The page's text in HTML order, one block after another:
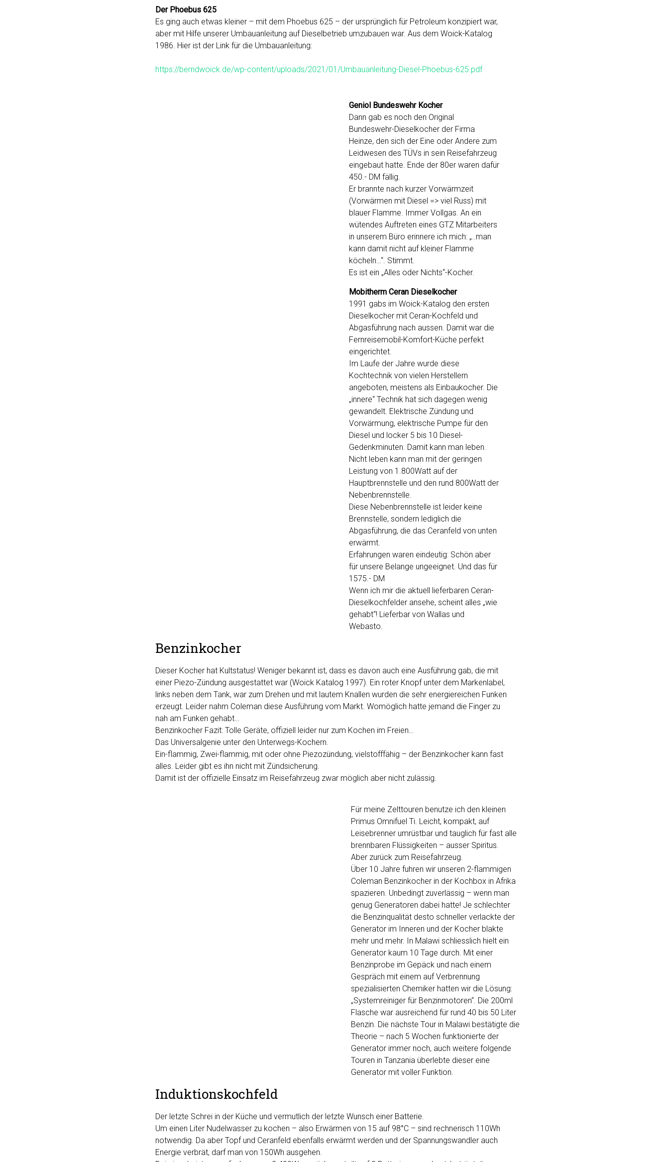
Der Phoebus 625
Es ging auch etwas kleiner – mit dem Phoebus 625 – der ursprünglich für Petroleum konzipiert war,
aber mit Hilfe unserer Umbauanleitung auf Dieselbetrieb umzubauen war. Aus dem Woick-Katalog
1986. Hier ist der Link für die Umbauanleitung:
https://berndwoick.de/wp-content/uploads/2021/01/Umbauanleitung-Diesel-Phoebus-625.pdf
Geniol Bundeswehr Kocher
Dann gab es noch den Original
Bundeswehr-Dieselkocher der Firma
Heinze, den sich der Eine oder Andere zum
Leidwesen des TÜVs in sein Reisefahrzeug
eingebaut hatte. Ende der 80er waren dafür
450.- DM fällig.
Er brannte nach kurzer Vorwärmzeit
(Vorwärmen mit Diesel => viel Russ) mit
blauer Flamme. Immer Vollgas. An ein
wütendes Auftreten eines GTZ Mitarbeiters
in unserem Büro erinnere ich mich: „..man
kann damit nicht auf kleiner Flamme
köcheln…“. Stimmt.
Es ist ein „Alles oder Nichts“-Kocher.
Mobitherm Ceran Dieselkocher
1991 gabs im Woick-Katalog den ersten
Dieselkocher mit Ceran-Kochfeld und
Abgasführung nach aussen. Damit war die
Fernreisemobil-Komfort-Küche perfekt
eingerichtet.
Im Laufe der Jahre wurde diese
Kochtechnik von vielen Herstellern
angeboten, meistens als Einbaukocher. Die
„innere“ Technik hat sich dagegen wenig
gewandelt. Elektrische Zündung und
Vorwärmung, elektrische Pumpe für den
Diesel und locker 5 bis 10 Diesel-
Gedenkminuten. Damit kann man leben.
Nicht leben kann man mit der geringen
Leistung von 1.800Watt auf der
Hauptbrennstelle und den rund 800Watt der
Nebenbrennstelle.
Diese Nebenbrennstelle ist leider keine
Brennstelle, sondern lediglich die
Abgasführung, die das Ceranfeld von unten
erwärmt.
Erfahrungen waren eindeutig: Schön aber
für unsere Belange ungeeignet. Und das für
1575.- DM
Wenn ich mir die aktuell lieferbaren Ceran-
Dieselkochfelder ansehe, scheint alles „wie
gehabt“! Lieferbar von Wallas und
Webasto.
Benzinkocher
Dieser Kocher hat Kultstatus! Weniger bekannt ist, dass es davon auch eine Ausführung gab, die mit
einer Piezo-Zündung ausgestattet war (Woick Katalog 1997). Ein roter Knopf unter dem Markenlabel,
links neben dem Tank, war zum Drehen und mit lautem Knallen wurden die sehr energiereichen Funken
erzeugt. Leider nahm Coleman diese Ausführung vom Markt. Womöglich hatte jemand die Finger zu
nah am Funken gehabt…
Benzinkocher Fazit: Tolle Geräte, offiziell leider nur zum Kochen im Freien…
Das Universalgenie unter den Unterwegs-Kochern.
Ein-flammig, Zwei-flammig, mit oder ohne Piezozündung, vielstofffähig – der Benzinkocher kann fast
alles. Leider gibt es ihn nicht mit Zündsicherung.
Damit ist der offizielle Einsatz im Reisefahrzeug zwar möglich aber nicht zulässig.
Für meine Zelttouren benutze ich den kleinen
Primus Omnifuel Ti. Leicht, kompakt, auf
Leisebrenner umrüstbar und tauglich für fast alle
brennbaren Flüssigkeiten – ausser Spiritus.
Aber zurück zum Reisefahrzeug.
Über 10 Jahre fuhren wir unseren 2-flammigen
Coleman Benzinkocher in der Kochbox in Afrika
spazieren. Unbedingt zuverlässig – wenn man
genug Generatoren dabei hatte! Je schlechter
die Benzinqualität desto schneller verlackte der
Generator im Inneren und der Kocher blakte
mehr und mehr. In Malawi schliesslich hielt ein
Generator kaum 10 Tage durch. Mit einer
Benzinprobe im Gepäck und nach einem
Gespräch mit einem auf Verbrennung
spezialisierten Chemiker hatten wir die Lösung:
„Systemreiniger für Benzinmotoren“. Die 200ml
Flasche war ausreichend für rund 40 bis 50 Liter
Benzin. Die nächste Tour in Malawi bestätigte die
Theorie – nach 5 Wochen funktionierte der
Generator immer noch, auch weitere folgende
Touren in Tanzania überlebte dieser eine
Generator mit voller Funktion.
Induktionskochfeld
Der letzte Schrei in der Küche und vermutlich der letzte Wunsch einer Batterie.
Um einen Liter Nudelwasser zu kochen – also Erwärmen von 15 auf 98°C – sind rechnerisch 110Wh
notwendig. Da aber Topf und Ceranfeld ebenfalls erwärmt werden und der Spannungswandler auch
Energie verbrät, darf man von 150Wh ausgehen.